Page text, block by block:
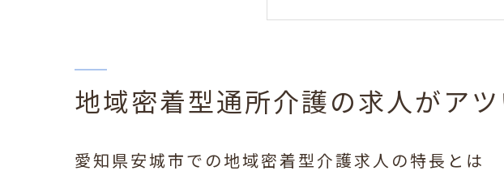
未経験でも安心して始めら
生活相談員として地域貢献を目
愛知県安城市での生活相談
地域密着型通所介護の求人がア
愛知県安城市での地域密着型介護求人の特長とは